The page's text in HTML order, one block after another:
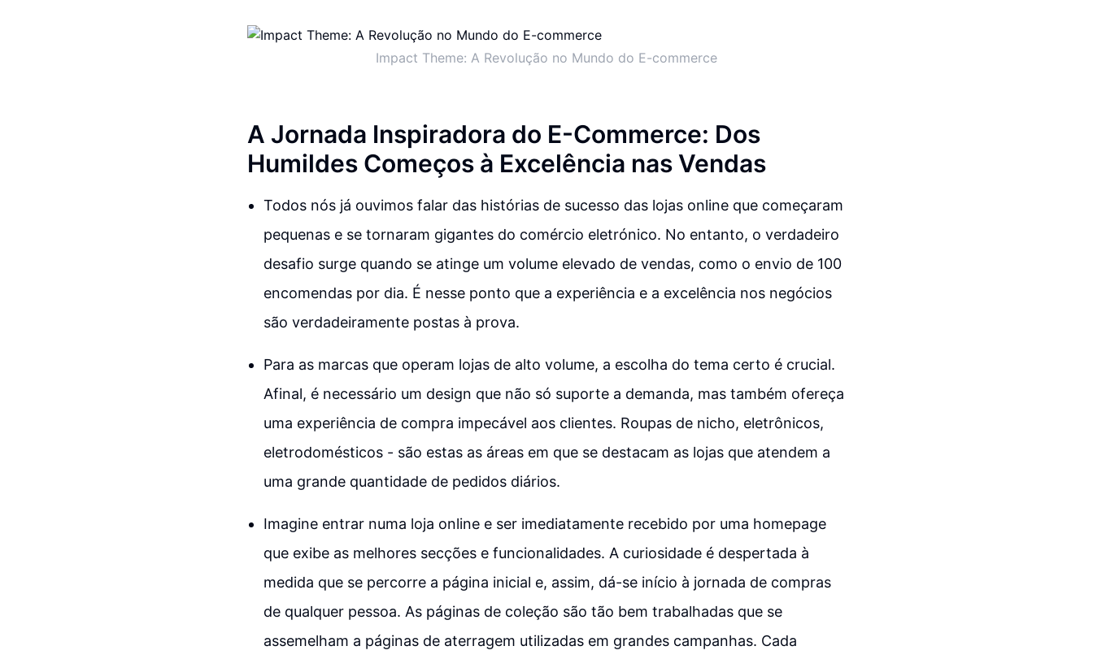
Impact Theme: A Revolução no Mundo do E-commerce
A Jornada Inspiradora do E-Commerce: Dos
Humildes Começos à Excelência nas Vendas
Todos nós já ouvimos falar das histórias de sucesso das lojas online que começaram
pequenas e se tornaram gigantes do comércio eletrónico. No entanto, o verdadeiro
desafio surge quando se atinge um volume elevado de vendas, como o envio de 100
encomendas por dia. É nesse ponto que a experiência e a excelência nos negócios
são verdadeiramente postas à prova.
Para as marcas que operam lojas de alto volume, a escolha do tema certo é crucial.
Afinal, é necessário um design que não só suporte a demanda, mas também ofereça
uma experiência de compra impecável aos clientes. Roupas de nicho, eletrônicos,
eletrodomésticos - são estas as áreas em que se destacam as lojas que atendem a
uma grande quantidade de pedidos diários.
Imagine entrar numa loja online e ser imediatamente recebido por uma homepage
que exibe as melhores secções e funcionalidades. A curiosidade é despertada à
medida que se percorre a página inicial e, assim, dá-se início à jornada de compras
de qualquer pessoa. As páginas de coleção são tão bem trabalhadas que se
assemelham a páginas de aterragem utilizadas em grandes campanhas. Cada